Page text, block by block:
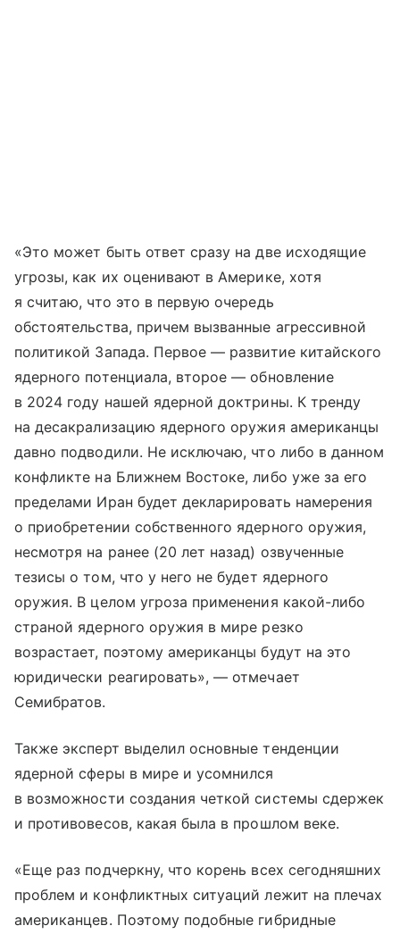
«Это может быть ответ сразу на две исходящие
угрозы, как их оценивают в Америке, хотя
я считаю, что это в первую очередь
обстоятельства, причем вызванные агрессивной
политикой Запада. Первое — развитие китайского
ядерного потенциала, второе — обновление
в 2024 году нашей ядерной доктрины. К тренду
на десакрализацию ядерного оружия американцы
давно подводили. Не исключаю, что либо в данном
конфликте на Ближнем Востоке, либо уже за его
пределами Иран будет декларировать намерения
о приобретении собственного ядерного оружия,
несмотря на ранее (20 лет назад) озвученные
тезисы о том, что у него не будет ядерного
оружия. В целом угроза применения какой-либо
страной ядерного оружия в мире резко
возрастает, поэтому американцы будут на это
юридически реагировать», — отмечает
Семибратов.
Также эксперт выделил основные тенденции
ядерной сферы в мире и усомнился
в возможности создания четкой системы сдержек
и противовесов, какая была в прошлом веке.
«Еще раз подчеркну, что корень всех сегодняшних
проблем и конфликтных ситуаций лежит на плечах
американцев. Поэтому подобные гибридные